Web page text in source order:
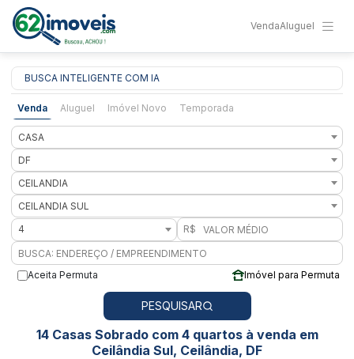
VendaAluguel
BUSCA INTELIGENTE COM IA
Venda Aluguel Imóvel Novo Temporada
CASA
DF
CEILANDIA
CEILANDIA SUL
4
R$
Aceita Permuta Imóvel para Permuta
PESQUISAR
14 Casas Sobrado com 4 quartos à venda em
Ceilândia Sul, Ceilândia, DF